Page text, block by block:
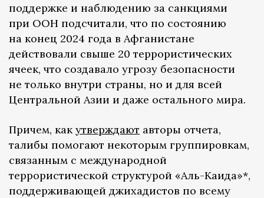
поддержке и наблюдению за санкциями
при ООН подсчитали, что по состоянию
на конец 2024 года в Афганистане
действовали свыше 20 террористических
ячеек, что создавало угрозу безопасности
не только внутри страны, но и для всей
Центральной Азии и даже остального мира.
Причем, какутверждают авторы отчета,
талибы помогают некоторым группировкам,
связанным с международной
террористической структурой «Аль-Каида»*,
поддерживающей джихадистов по всему